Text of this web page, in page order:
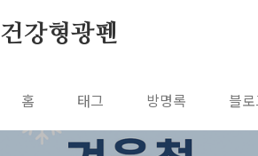
건강형광펜
홈 태그 방명록 블